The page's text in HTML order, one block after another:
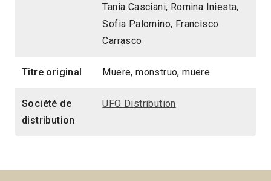
Tania Casciani, Romina Iniesta,
Sofia Palomino, Francisco
Carrasco
Titre original Muere, monstruo, muere
Société de
distribution
UFO Distribution